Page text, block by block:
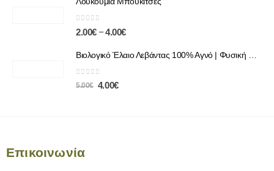
0out of 5
2.00€ – 4.00€
0 out of 5
5.00€ 4.00€
Επικοινωνία